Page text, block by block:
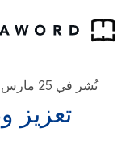
نُشر في 25 مارس 2020
تعزيز